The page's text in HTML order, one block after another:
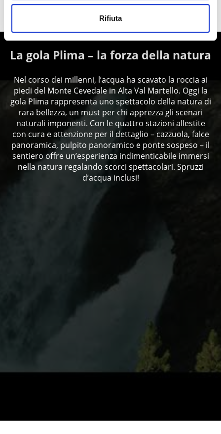
Rifiuta
La gola Plima – la forza della natura
Nel corso dei millenni, l’acqua ha scavato la roccia ai
piedi del Monte Cevedale in Alta Val Martello. Oggi la
gola Plima rappresenta uno spettacolo della natura di
rara bellezza, un must per chi apprezza gli scenari
naturali imponenti. Con le quattro stazioni allestite
con cura e attenzione per il dettaglio – cazzuola, falce
panoramica, pulpito panoramico e ponte sospeso – il
sentiero offre un’esperienza indimenticabile immersi
nella natura regalando scorci spettacolari. Spruzzi
d’acqua inclusi!